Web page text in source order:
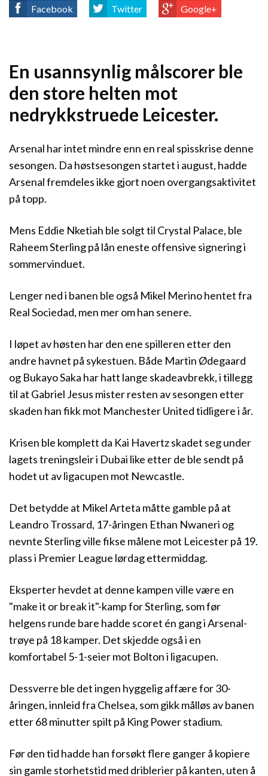
Facebook Twitter Google+
En usannsynlig målscorer ble
den store helten mot
nedrykkstruede Leicester.
Arsenal har intet mindre enn en real spisskrise denne
sesongen. Da høstsesongen startet i august, hadde
Arsenal fremdeles ikke gjort noen overgangsaktivitet
på topp.
Mens Eddie Nketiah ble solgt til Crystal Palace, ble
Raheem Sterling på lån eneste offensive signering i
sommervinduet.
Lenger ned i banen ble også Mikel Merino hentet fra
Real Sociedad, men mer om han senere.
I løpet av høsten har den ene spilleren etter den
andre havnet på sykestuen. Både Martin Ødegaard
og Bukayo Saka har hatt lange skadeavbrekk, i tillegg
til at Gabriel Jesus mister resten av sesongen etter
skaden han fikk mot Manchester United tidligere i år.
Krisen ble komplett da Kai Havertz skadet seg under
lagets treningsleir i Dubai like etter de ble sendt på
hodet ut av ligacupen mot Newcastle.
Det betydde at Mikel Arteta måtte gamble på at
Leandro Trossard, 17-åringen Ethan Nwaneri og
nevnte Sterling ville fikse målene mot Leicester på 19.
plass i Premier League lørdag ettermiddag.
Eksperter hevdet at denne kampen ville være en
"make it or break it"-kamp for Sterling, som før
helgens runde bare hadde scoret én gang i Arsenal-
trøye på 18 kamper. Det skjedde også i en
komfortabel 5-1-seier mot Bolton i ligacupen.
Dessverre ble det ingen hyggelig affære for 30-
åringen, innleid fra Chelsea, som gikk målløs av banen
etter 68 minutter spilt på King Power stadium.
Før den tid hadde han forsøkt flere ganger å kopiere
sin gamle storhetstid med driblerier på kanten, uten å